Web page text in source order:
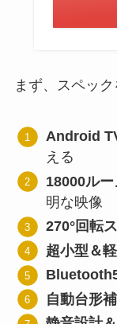
まず、スペッ
Android
える
18000ル
明な映像
270°回転
超小型＆
自動台形